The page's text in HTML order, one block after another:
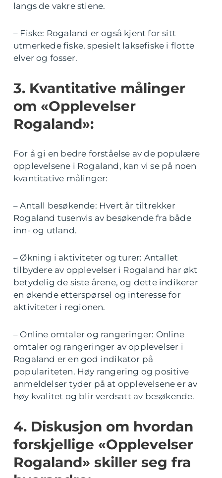
langs de vakre stiene.
– Fiske: Rogaland er også kjent for sitt
utmerkede fiske, spesielt laksefiske i flotte
elver og fosser.
3. Kvantitative målinger
om «Opplevelser
Rogaland»:
For å gi en bedre forståelse av de populære
opplevelsene i Rogaland, kan vi se på noen
kvantitative målinger:
– Antall besøkende: Hvert år tiltrekker
Rogaland tusenvis av besøkende fra både
inn- og utland.
– Økning i aktiviteter og turer: Antallet
tilbydere av opplevelser i Rogaland har økt
betydelig de siste årene, og dette indikerer
en økende etterspørsel og interesse for
aktiviteter i regionen.
– Online omtaler og rangeringer: Online
omtaler og rangeringer av opplevelser i
Rogaland er en god indikator på
populariteten. Høy rangering og positive
anmeldelser tyder på at opplevelsene er av
høy kvalitet og blir verdsatt av besøkende.
4. Diskusjon om hvordan
forskjellige «Opplevelser
Rogaland» skiller seg fra